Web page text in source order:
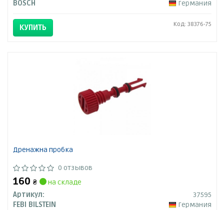
BOSCH
Германия
КУПИТЬ Код: 38376-75
Дренажна пробка
0 отзывов
160 ₴
на складе
Артикул:
37595
FEBI BILSTEIN
Германия